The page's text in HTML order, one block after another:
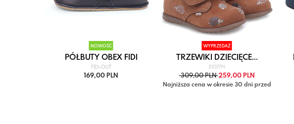
NOWOŚĆ
PÓŁBUTY OBEX FIDI
FIDI-OUT
169,00 PLN
WYPRZEDAŻ
TRZEWIKI DZIECIĘCE...
E1077H
309,00 PLN259,00 PLN
Najniższa cena w okresie 30 dni przed